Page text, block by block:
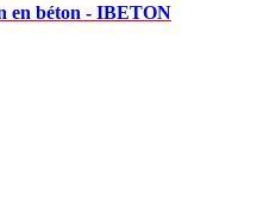
en béton - IBETON